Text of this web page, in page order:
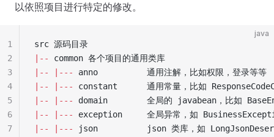
以依照项目进行特定的修改。
java
src 源码目录
|--
common 各个项目的通用类库
|--
|---
anno          通用注解，比如权限，登录等等
|--
|--- constant      通用常量，比如
|--
|---
domain        全局的 javabean，比如
|--
|--- exception     全局异常，如
|--
|---
json          json 类库，如
1
2
3
4
5
6
7